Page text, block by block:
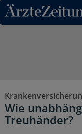
Direkt zum
Wie
Treuhänder?